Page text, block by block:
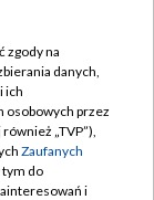
zgody na
danych,
ich
osobowych przez
„TVP”),
Zaufanych
tym do
i